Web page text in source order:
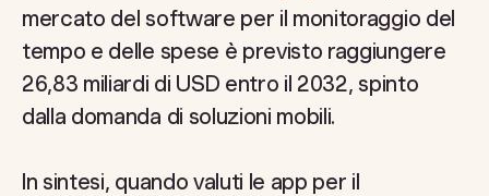
mercato del software per il monitoraggio del
tempo e delle spese è previsto raggiungere
26,83 miliardi di USD entro il 2032, spinto
dalla domanda di soluzioni mobili.
In sintesi, quando valuti le app per il